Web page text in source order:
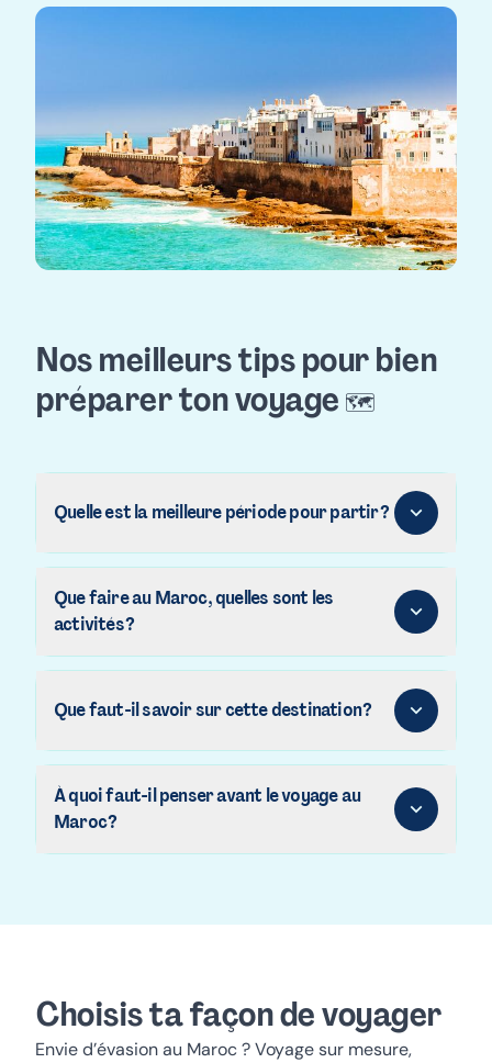
Nos meilleurs tips pour bien
préparer ton voyage 🗺️
Quelle est la meilleure période pour partir ?
Que faire au Maroc, quelles sont les
activités ?
Que faut-il savoir sur cette destination ?
À quoi faut-il penser avant le voyage au
Maroc ?
Choisis ta façon de voyager
Envie d’évasion au Maroc ?Voyage sur mesure,